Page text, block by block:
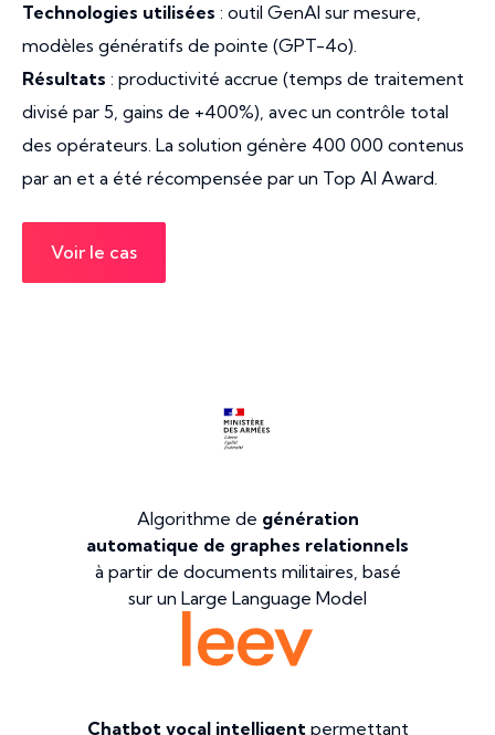
Technologies utilisées : outil GenAI sur mesure,
modèles génératifs de pointe (GPT-4o).
Résultats : productivité accrue (temps de traitement
divisé par 5, gains de +400%), avec un contrôle total
des opérateurs. La solution génère 400 000 contenus
par an et a été récompensée par un Top AI Award.
Voir le cas
Algorithme de génération
automatique de graphes relationnels
à partir de documents militaires, basé
sur un Large Language Model
Chatbot vocal intelligentpermettant